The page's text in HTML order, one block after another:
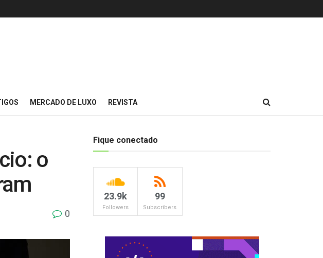
MERCADO DE LUXO REVISTA
o
0
Fique conectado
23.9k
Followers
99
Subscribers